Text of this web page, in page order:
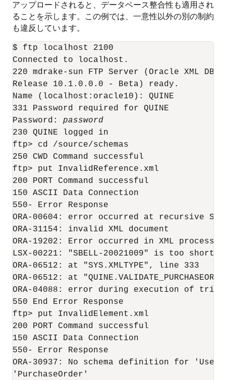
アップロードされると、データベース整合性も適用され
ることを示します。この例では、一意性以外の別の制約
も違反しています。
$ ftp localhost 2100
Connected to localhost.
220 mdrake-sun FTP Server (Oracle XML
Release 10.1.0.0.0 - Beta) ready.
Name (localhost:oracle10): QUINE
331 Password required for QUINE
Password: password
230 QUINE logged in
ftp> cd /source/schemas
250 CWD Command successful
ftp> put InvalidReference.xml
200 PORT Command successful
150 ASCII Data Connection
550- Error Response
ORA-00604: error occurred at recursive
ORA-31154: invalid XML document
ORA-19202: Error occurred in XML
LSX-00221: "SBELL-20021009" is too short
ORA-06512: at "SYS.XMLTYPE", line 333
ORA-06512: at
ORA-04088: error during execution of trigger
550 End Error Response
ftp> put InvalidElement.xml
200 PORT Command successful
150 ASCII Data Connection
550- Error Response
ORA-30937: No schema definition for
'PurchaseOrder'